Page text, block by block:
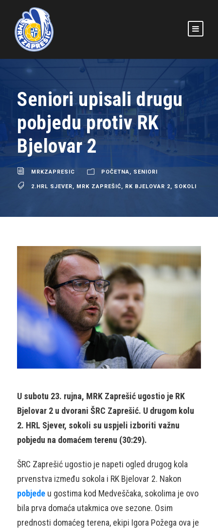
Seniori upisali drugu
pobjedu protiv RK
Bjelovar 2
MRKZAPRESIC POČETNA SENIORI
2.HRL SJEVER MRK ZAPREŠIĆ RK BJELOVAR 2 SOKOLI
U subotu 23. rujna, MRK Zaprešić ugostio je RK
Bjelovar 2 u dvorani ŠRC Zaprešić. U drugom kolu
2. HRL Sjever, sokoli su uspjeli izboriti važnu
pobjedu na domaćem terenu (30:29).
ŠRC Zaprešić ugostio je napeti ogled drugog kola
prvenstva između sokola i RK Bjelovar 2. Nakon
pobjede u gostima kod Medveščaka, sokolima je ovo
bila prva domaća utakmica ove sezone. Osim
prednosti domaćeg terena, ekipi Igora Požega ova je